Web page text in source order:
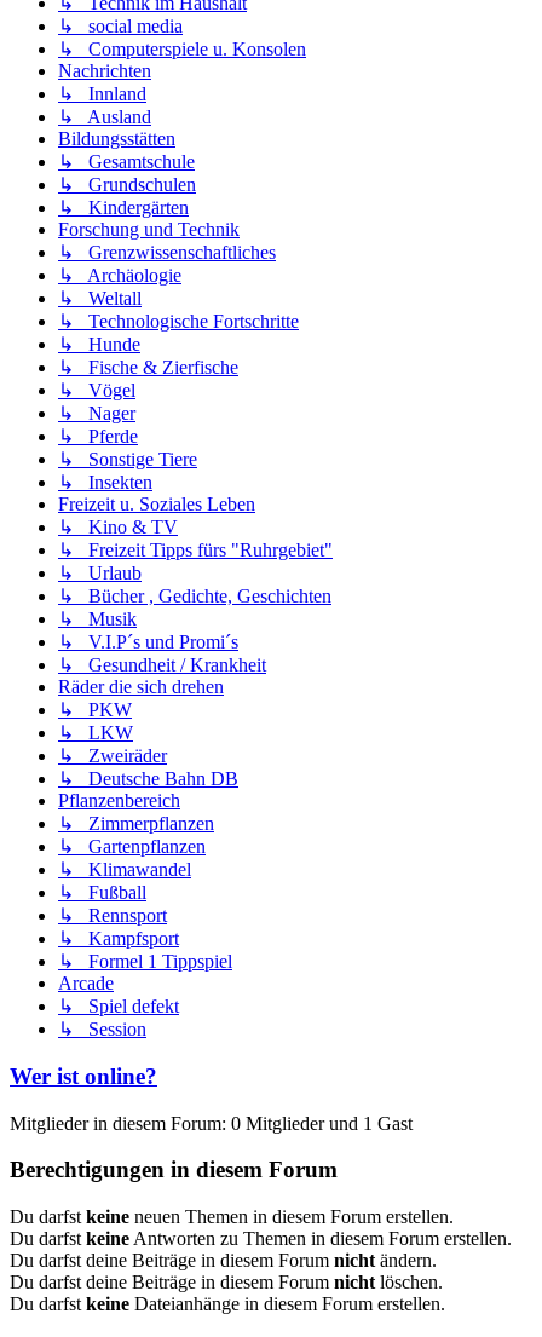
↳ social media
↳ Computerspiele u. Konsolen
Nachrichten
↳ Innland
↳ Ausland
Bildungsstätten
↳ Gesamtschule
↳ Grundschulen
↳ Kindergärten
Forschung und Technik
↳ Grenzwissenschaftliches
↳ Archäologie
↳ Weltall
↳ Technologische Fortschritte
↳ Hunde
↳ Fische & Zierfische
↳ Vögel
↳ Nager
↳ Pferde
↳ Sonstige Tiere
↳ Insekten
Freizeit u. Soziales Leben
↳ Kino & TV
↳ Freizeit Tipps fürs "Ruhrgebiet"
↳ Urlaub
↳ Bücher , Gedichte, Geschichten
↳ Musik
↳ V.I.P´s und Promi´s
↳ Gesundheit / Krankheit
Räder die sich drehen
↳ PKW
↳ LKW
↳ Zweiräder
↳ Deutsche Bahn DB
Pflanzenbereich
↳ Zimmerpflanzen
↳ Gartenpflanzen
↳ Klimawandel
↳ Fußball
↳ Rennsport
↳ Kampfsport
↳ Formel 1 Tippspiel
Arcade
↳ Spiel defekt
↳ Session
Wer ist online?
Mitglieder in diesem Forum: 0 Mitglieder und 1 Gast
Berechtigungen in diesem Forum
Du darfst keine neuen Themen in diesem Forum erstellen.
Du darfst keine Antworten zu Themen in diesem Forum erstellen.
Du darfst deine Beiträge in diesem Forum nicht ändern.
Du darfst deine Beiträge in diesem Forum nicht löschen.
Du darfst keine Dateianhänge in diesem Forum erstellen.